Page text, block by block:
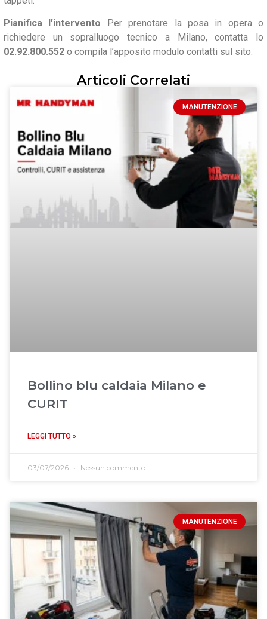
Pianifica l’intervento Per prenotare la posa in opera o
richiedere un sopralluogo tecnico a Milano, contatta lo
02.92.800.552 o compila l’apposito modulo contatti sul sito.
Articoli Correlati
MANUTENZIONE
Bollino blu caldaia Milano e
CURIT
LEGGI TUTTO »
03/07/2026 Nessun commento
MANUTENZIONE